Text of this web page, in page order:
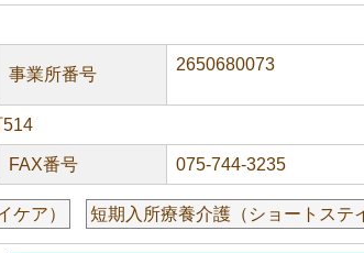
事業所番号
2650680073
514
FAX番号 075-744-3235
ケア） 短期入所療養介護（ショートステ